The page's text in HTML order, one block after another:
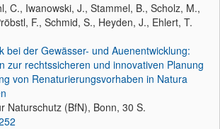
C., Iwanowski, J., Stammel, B., Scholz, M.,
F., Schmid, S., Heyden, J., Ehlert, T.
bei der Gewässer- und Auenentwicklung:
zur rechtssicheren und innovativen Planung
von Renaturierungsvorhaben in Natura
Naturschutz (BfN), Bonn, 30 S.